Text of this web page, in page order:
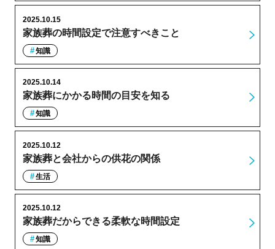
家族葬の時間設定で注意すべきこと
2025.10.15
知識
家族葬にかかる時間の目安を知る
2025.10.14
知識
家族葬と会社からの供花の関係
2025.10.12
生活
家族葬だからできる柔軟な時間設定
2025.10.12
知識